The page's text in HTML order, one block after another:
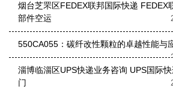
烟台‌芝罘区FEDEX联邦国际快递 FEDEX
部件空运
550CA055：碳纤改性颗粒的卓越性能与
淄博‌临淄区‌UPS快递业务咨询 UPS国际
门